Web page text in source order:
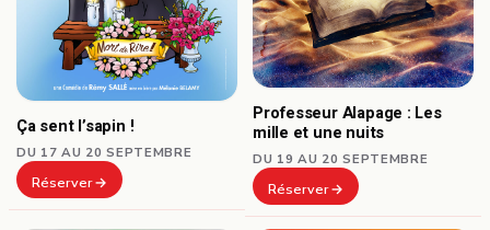
Ça sent l’sapin !
DU 17 AU 20 SEPTEMBRE
Réserver
Professeur Alapage : Les
mille et une nuits
DU 19 AU 20 SEPTEMBRE
Réserver